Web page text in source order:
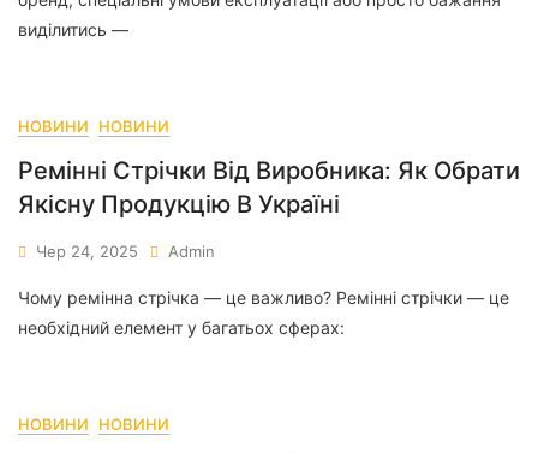
виділитись —
НОВИНИ НОВИНИ
Ремінні Стрічки Від Виробника: Як Обрати
Якісну Продукцію В Україні
Чер 24, 2025 Admin
Чому ремінна стрічка — це важливо? Ремінні стрічки — це
необхідний елемент у багатьох сферах:
НОВИНИ НОВИНИ